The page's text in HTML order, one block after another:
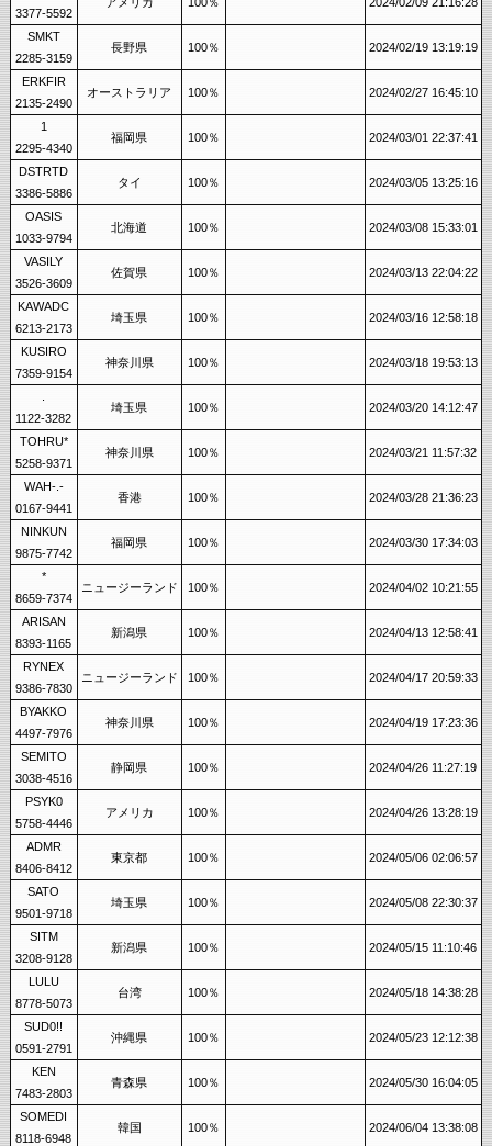
3377-5592
SMKT
2285-3159
長野県 100％ 2024/02/19 13:19:19
ERKFIR
2135-2490
オーストラリア 100％ 2024/02/27 16:45:10
1
2295-4340
福岡県 100％ 2024/03/01 22:37:41
DSTRTD
3386-5886
タイ 100％ 2024/03/05 13:25:16
OASIS
1033-9794
北海道 100％ 2024/03/08 15:33:01
VASILY
3526-3609
佐賀県 100％ 2024/03/13 22:04:22
KAWADC
6213-2173
埼玉県 100％ 2024/03/16 12:58:18
KUSIRO
7359-9154
神奈川県 100％ 2024/03/18 19:53:13
1122-3282
埼玉県 100％ 2024/03/20 14:12:47
TOHRU*
5258-9371
神奈川県 100％ 2024/03/21 11:57:32
WAH-.-
0167-9441
香港 100％ 2024/03/28 21:36:23
NINKUN
9875-7742
福岡県 100％ 2024/03/30 17:34:03
*
8659-7374
ニュージーランド 100％ 2024/04/02 10:21:55
ARISAN
8393-1165
新潟県 100％ 2024/04/13 12:58:41
RYNEX
9386-7830
ニュージーランド 100％ 2024/04/17 20:59:33
BYAKKO
4497-7976
神奈川県 100％ 2024/04/19 17:23:36
SEMITO
3038-4516
静岡県 100％ 2024/04/26 11:27:19
PSYK0
5758-4446
アメリカ 100％ 2024/04/26 13:28:19
ADMR
8406-8412
東京都 100％ 2024/05/06 02:06:57
SATO
9501-9718
埼玉県 100％ 2024/05/08 22:30:37
SITM
3208-9128
新潟県 100％ 2024/05/15 11:10:46
LULU
8778-5073
台湾 100％ 2024/05/18 14:38:28
SUD0!!
0591-2791
沖縄県 100％ 2024/05/23 12:12:38
KEN
7483-2803
青森県 100％ 2024/05/30 16:04:05
SOMEDI
8118-6948
韓国 100％ 2024/06/04 13:38:08